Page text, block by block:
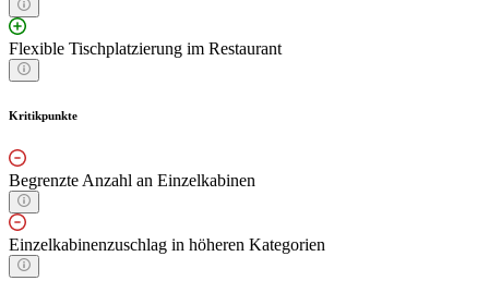
Flexible Tischplatzierung im Restaurant
Kritikpunkte
Begrenzte Anzahl an Einzelkabinen
Einzelkabinenzuschlag in höheren Kategorien